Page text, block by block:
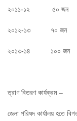
২০১১-১২ ৫০ জন
২০১২-১৩ ৭০ জন
২০১৩-১৪ ১০০ জন
ত্রাণ বিতরণ কার্যক্রম –
জেলা পরিষদ কার্যালয় হতে